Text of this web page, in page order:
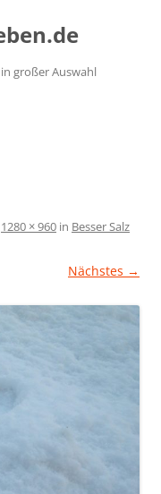
großer Auswahl
1280 × 960 in Besser Salz
Nächstes →